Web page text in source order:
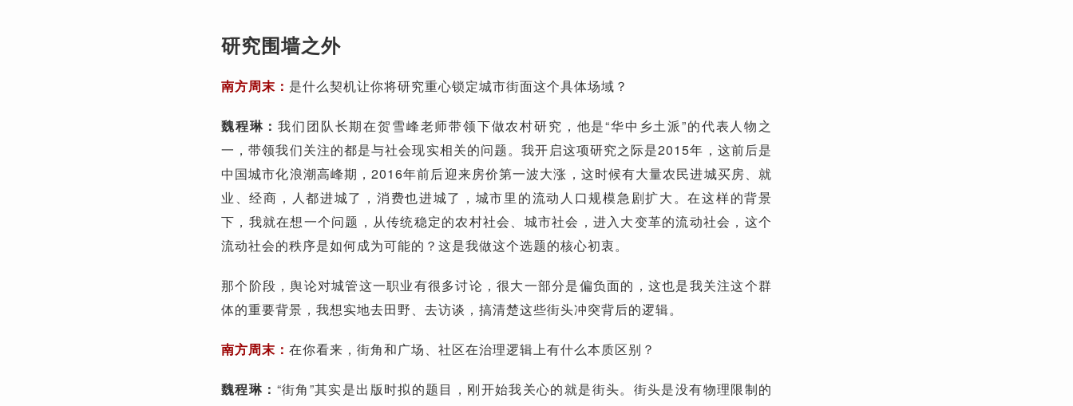
研究围墙之外
南方周末： 是什么契机让你将研究重心锁定城市街面这个具体场域？
魏程琳：我们团队长期在贺雪峰老师带领下做农村研究，他是“华中乡土派”的代表人物之
一，带领我们关注的都是与社会现实相关的问题。我开启这项研究之际是2015年，这前后是
中国城市化浪潮高峰期，2016年前后迎来房价第一波大涨，这时候有大量农民进城买房、就
业、经商，人都进城了，消费也进城了，城市里的流动人口规模急剧扩大。在这样的背景
下，我就在想一个问题，从传统稳定的农村社会、城市社会，进入大变革的流动社会，这个
流动社会的秩序是如何成为可能的？这是我做这个选题的核心初衷。
那个阶段，舆论对城管这一职业有很多讨论，很大一部分是偏负面的，这也是我关注这个群
体的重要背景，我想实地去田野、去访谈，搞清楚这些街头冲突背后的逻辑。
南方周末： 在你看来，街角和广场、社区在治理逻辑上有什么本质区别？
魏程琳： “街角”其实是出版时拟的题目，刚开始我关心的就是街头。街头是没有物理限制的